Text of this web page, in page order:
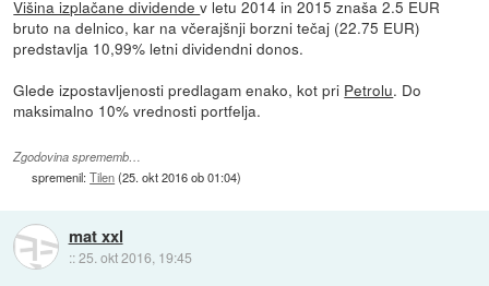
Višina izplačane dividendev letu 2014 in 2015 znaša 2.5 EUR
bruto na delnico, kar na včerajšnji borzni tečaj (22.75 EUR)
predstavlja 10,99% letni dividendni donos.
Glede izpostavljenosti predlagam enako, kot pri Petrolu. Do
maksimalno 10% vrednosti portfelja.
Zgodovina sprememb…
spremenil:Tilen(25. okt 2016 ob 01:04)
mat xxl
::25. okt 2016, 19:45